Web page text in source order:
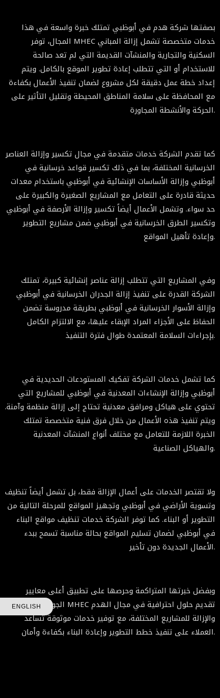
ENGLISH
بصفتها شركة هدم في أبوظبي تمتلك خبرة واسعة في هذا
المجال، توفر MHEC خدمات متخصصة تشمل إزالة المباني
السكنية والتجارية والمنشآت القديمة التي لم تعد صالحة
للاستخدام أو التي تتطلب إعادة تطوير الموقع بالكامل. ويتم
إعداد خطة عمل دقيقة لكل مشروع لضمان تنفيذ الأعمال بكفاءة
مع المحافظة على سلامة المناطق المحيطة وتقليل التأثير على
الحركة والأنشطة المجاورة.
كما تقدم الشركة خدمات متقدمة في مجال تكسير وإزالة العناصر
الخرسانية المختلفة، بما في ذلك تكسير قواعد خرسانية في
أبوظبي وإزالة الأساسات الإنشائية في أبوظبي باستخدام معدات
حديثة قادرة على التعامل مع المشاريع الصغيرة والكبيرة على
حد سواء. وتشمل الأعمال أيضاً تكسير وإزالة الأرصفة في أبوظبي
وتكسير الطرق الخرسانية في أبوظبي ضمن مشاريع التطوير
وإعادة تأهيل المواقع.
وفي المشاريع التي تتطلب إزالة عناصر إنشائية كبيرة، تمتلك
الشركة القدرة على تنفيذ إزالة الجدران الخرسانية في أبوظبي
وإزالة الأسوار الخرسانية في أبوظبي بطريقة مدروسة تضمن
الحفاظ على الأجزاء المراد الإبقاء عليها، مع الالتزام الكامل
بإجراءات السلامة المعتمدة طوال فترة التنفيذ.
كما تشمل خدمات الشركة تفكيك المستودعات الحديدية في
أبوظبي وإزالة الإنشاءات المعدنية في أبوظبي للمشاريع التي
تحتوي على هياكل ومرافق معدنية تحتاج إلى إزالة منظمة وآمنة.
ويتم تنفيذ هذه الأعمال من خلال فرق فنية متخصصة تمتلك
الخبرة اللازمة للتعامل مع مختلف أنواع المنشآت المعدنية
والهياكل الصناعية.
ولا تقتصر الخدمات على أعمال الإزالة فقط، بل تشمل أيضاً تنظيف
وتسوية الأراضي في أبوظبي وتجهيز المواقع للمرحلة التالية من
التطوير أو البناء. كما توفر الشركة خدمات تنظيف مواقع البناء
في أبوظبي لضمان تسليم المواقع بحالة مناسبة تسمح ببدء
الأعمال الجديدة دون تأخير.
وبفضل خبرتها المتراكمة وحرصها على تطبيق أعلى معايير
الجودة، تواصل MHEC تقديم حلول احترافية في مجال الهدم
والإزالة للمشاريع المختلفة، مع توفير خدمات موثوقة تساعد
العملاء على تنفيذ خطط التطوير وإعادة البناء بكفاءة وأمان.